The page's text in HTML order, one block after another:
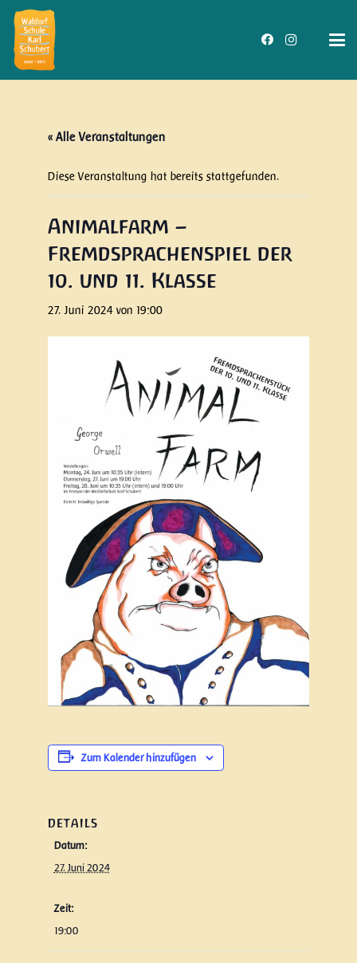
« Alle Veranstaltungen
Diese Veranstaltung hat bereits stattgefunden.
Animalfarm –
Fremdsprachenspiel der
10. und 11. Klasse
27. Juni 2024 von 19:00
Zum Kalender hinzufügen
DETAILS
Datum:
27. Juni 2024
Zeit:
19:00